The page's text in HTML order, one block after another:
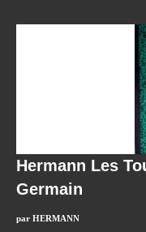
Hermann Les
Germain
par HERMANN